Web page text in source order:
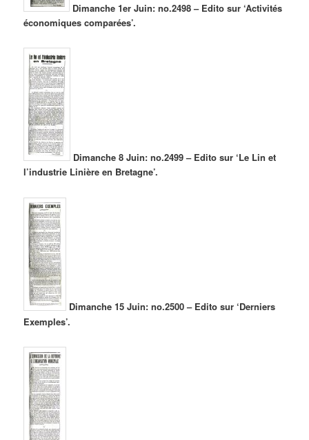
Dimanche 1er Juin: no.2498 – Edito sur ‘Activités
économiques comparées’.
Dimanche 8 Juin: no.2499 – Edito sur ‘Le Lin et
l’industrie Linière en Bretagne’.
Dimanche 15 Juin: no.2500 – Edito sur ‘Derniers
Exemples’.